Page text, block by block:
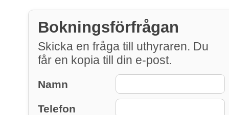
Bokningsförfrågan
Skicka en fråga till uthyraren. Du
får en kopia till din e-post.
Namn
Telefon